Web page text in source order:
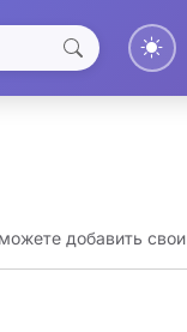
добавить свои